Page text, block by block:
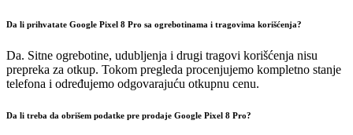
Da li prihvatate Google Pixel 8 Pro sa ogrebotinama i tragovima korišćenja?
Da. Sitne ogrebotine, udubljenja i drugi tragovi korišćenja nisu
prepreka za otkup. Tokom pregleda procenjujemo kompletno stanje
telefona i određujemo odgovarajuću otkupnu cenu.
Da li treba da obrišem podatke pre prodaje Google Pixel 8 Pro?